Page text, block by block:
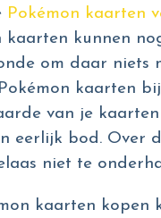
Pokémon kaarten
kaarten kunnen
om daar niets
kaarten
van je
eerlijk bod. Over
niet te
kaarten kopen